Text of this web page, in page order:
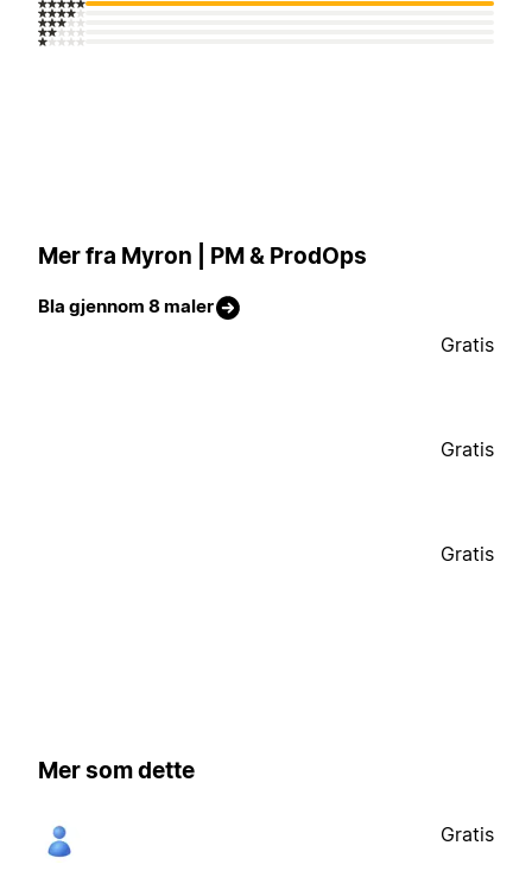
Mer fra Myron | PM & ProdOps
Bla gjennom 8 maler
Gratis
Gratis
Gratis
Mer som dette
Gratis